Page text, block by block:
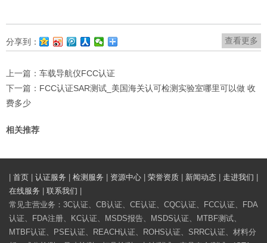
查看更多
分享到：
上一篇： 车载导航仪FCC认证
下一篇： FCC认证SAR测试_美国海关认可检测实验室哪里可以做 收
费多少
相关推荐
首页 认证服务 检测服务 资源中心 荣誉资质 新闻动态 走进我们
在线服务
联系我们
常见主营业务：3C认证、CB认证、CE认证、CQC认证、FCC认证、FDA
认证、FDA注册、KC认证、MSDS报告、MSDS认证、MTBF测试、
MTBF认证、PSE认证、REACH认证、ROHS认证、SRRC认证、材料分